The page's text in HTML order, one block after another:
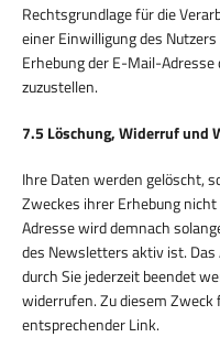
Rechtsgrundlage für die
einer Einwilligung des Nutzers
Erhebung der E-Mail-
zuzustellen.
7.5 Löschung, Widerruf und
Ihre Daten werden gelöscht,
Zweckes ihrer Erhebung
Adresse wird demnach
des Newsletters aktiv ist.
durch Sie jederzeit beendet
widerrufen. Zu diesem
entsprechender Link.